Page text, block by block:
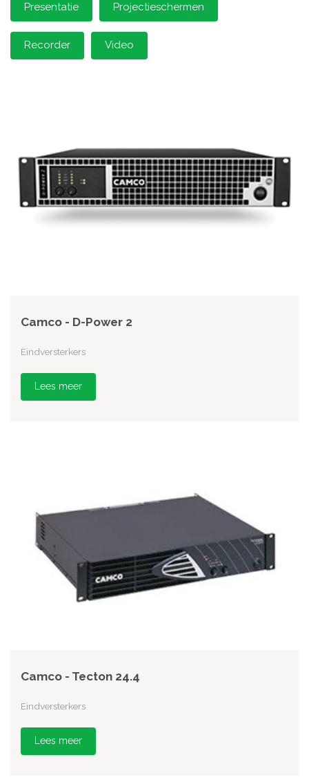
Presentatie Projectieschermen
Recorder Video
Camco - D-Power 2
Eindversterkers
Lees meer
Camco - Tecton 24.4
Eindversterkers
Lees meer